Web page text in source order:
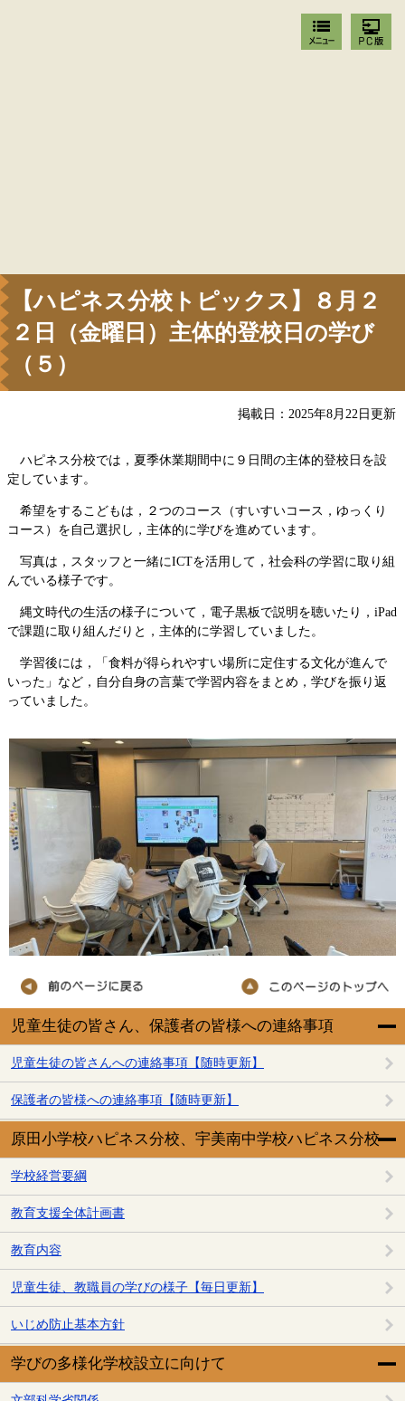
児童生徒の皆さん、保護者の皆様への連絡事項
児童生徒の皆さんへの連絡事項【随時更新】
保護者の皆様への連絡事項【随時更新】
原田小学校ハピネス分校、宇美南中学校ハピネス分校
学校経営要綱
教育支援全体計画書
教育内容
児童生徒、教職員の学びの様子【毎日更新】
いじめ防止基本方針
学びの多様化学校設立に向けて
【ハピネス分校トピックス】８月２
２日（金曜日）主体的登校日の学び
（５）
掲載日：2025年8月22日更新
ハピネス分校では，夏季休業期間中に９日間の主体的登校日を設
定しています。
希望をするこどもは，２つのコース（すいすいコース，ゆっくり
コース）を自己選択し，主体的に学びを進めています。
写真は，スタッフと一緒にICTを活用して，社会科の学習に取り組
んでいる様子です。
縄文時代の生活の様子について，電子黒板で説明を聴いたり，iPad
で課題に取り組んだりと，主体的に学習していました。
学習後には，「食料が得られやすい場所に定住する文化が進んで
いった」など，自分自身の言葉で学習内容をまとめ，学びを振り返
っていました。